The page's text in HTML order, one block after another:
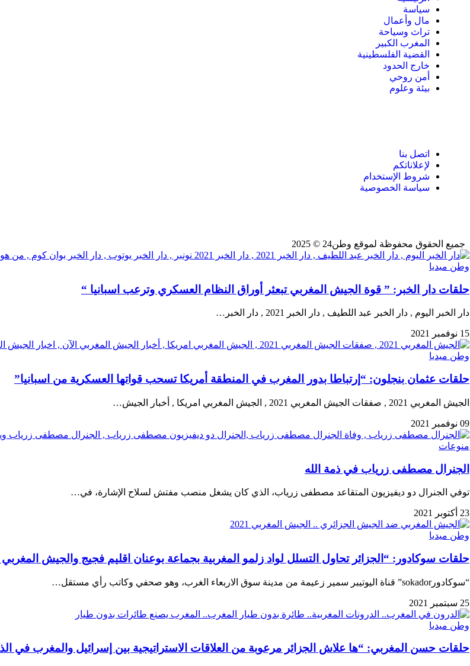
سياسة
مال وأعمال
تراث وسياحة
المغرب الكبير
القضية الفلسطينية
خارج الحدود
أمن روحي
بيئة وعلوم
اتصل بنا
لإعلاناتكم
شروط الإستخدام
سياسة الخصوصية
جميع الحقوق محفوظة لموقع وطن24 © 2025
وطن ميديا
حلقات دار الخبر: ” قوة الجيش المغربي تبعثر أوراق النظام العسكري وترعب اسبانيا “
دار الخبر اليوم , دار الخبر عبد اللطيف , دار الخبر 2021 , دار الخبر…
15 نوفمبر 2021
وطن ميديا
حلقات عثمان بنجلون: “إرتباطا بدور المغرب في المنطقة أمريكا تسحب قواتها العسكرية من اسبانيا”
الجيش المغربي 2021 , صفقات الجيش المغربي 2021 , الجيش المغربي امريكا , أخبار الجيش…
09 نوفمبر 2021
منوعات
الجنرال مصطفى زرياب في ذمة الله
توفي الجنرال دو ديفيزيون المتقاعد مصطفى زرياب، الذي كان يشغل منصب مفتش لسلاح الإشارة، في…
23 أكتوبر 2021
وطن ميديا
حلقات سوكادور: “الجزائر تحاول التسلل لواد زلمو المغربية بجماعة بوعنان اقليم فجيج والجيش المغربي
“سوكادورsokador” قناة اليوتيبر سمير زعيمة من مدينة سوق الاربعاء الغرب، وهو صحفي وكاتب رأي مستقل…
25 سبتمبر 2021
وطن ميديا
حلقات حسن المغربي: “ها علاش الجزائر مرعوبة من العلاقات الاستراتيجية بين إسرائيل والمغرب في